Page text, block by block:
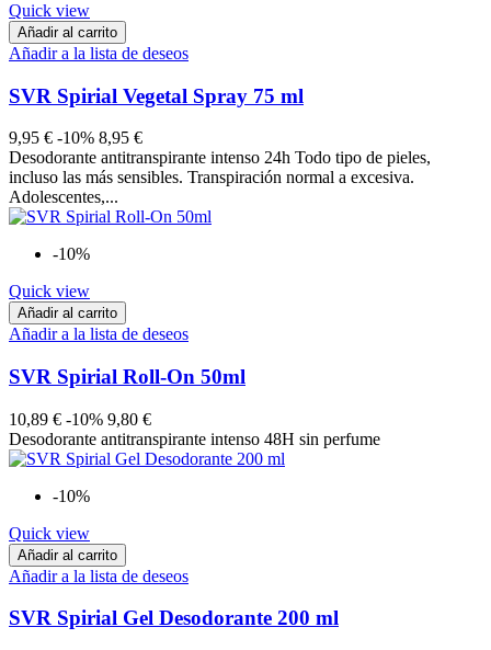
Quick view
Añadir al carrito
Añadir a la lista de deseos
SVR Spirial Vegetal Spray 75 ml
9,95 € -10% 8,95 €
Desodorante antitranspirante intenso 24h Todo tipo de pieles,
incluso las más sensibles. Transpiración normal a excesiva.
Adolescentes,...
-10%
Quick view
Añadir al carrito
Añadir a la lista de deseos
SVR Spirial Roll-On 50ml
10,89 € -10% 9,80 €
Desodorante antitranspirante intenso 48H sin perfume
-10%
Quick view
Añadir al carrito
Añadir a la lista de deseos
SVR Spirial Gel Desodorante 200 ml